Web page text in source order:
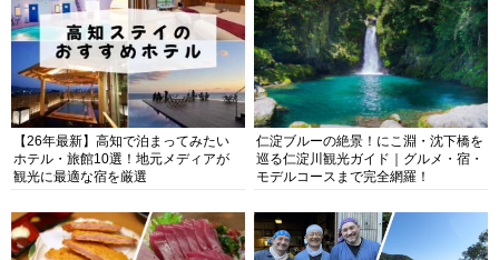
【26年最新】高知で泊まってみたい
ホテル・旅館10選！地元メディアが
観光に最適な宿を厳選
仁淀ブルーの絶景！にこ淵・沈下橋を
巡る仁淀川観光ガイド｜グルメ・宿・
モデルコースまで完全網羅！